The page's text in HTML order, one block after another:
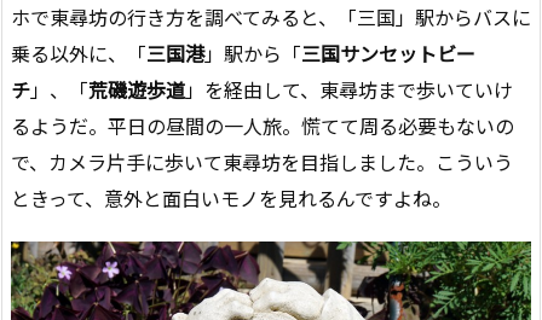
ホで東尋坊の行き方を調べてみると、「三国」駅からバスに
乗る以外に、「三国港」駅から「三国サンセットビー
チ」、「荒磯遊歩道」を経由して、東尋坊まで歩いていけ
るようだ。平日の昼間の一人旅。慌てて周る必要もないの
で、カメラ片手に歩いて東尋坊を目指しました。こういう
ときって、意外と面白いモノを見れるんですよね。